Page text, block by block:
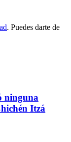
. Puedes darte de
ninguna
Itzá